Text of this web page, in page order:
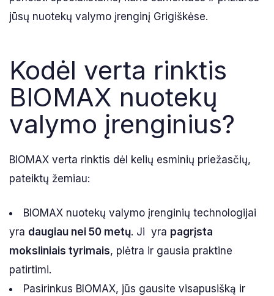
jūsų nuotekų valymo įrenginį Grigiškėse.
Kodėl verta rinktis
BIOMAX nuotekų
valymo įrenginius?
BIOMAX verta rinktis dėl kelių esminių priežasčių,
pateiktų žemiau:
BIOMAX nuotekų valymo įrenginių technologijai
yra daugiau nei 50 metų. Ji yra pagrįsta
moksliniais tyrimais, plėtra ir gausia praktine
patirtimi.
Pasirinkus BIOMAX, jūs gausite visapusišką ir